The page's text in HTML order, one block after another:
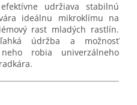
udržiava stabilnú
ideálnu mikroklímu na
rast mladých rastlín.
ľahká údržba a možnosť
robia univerzálneho